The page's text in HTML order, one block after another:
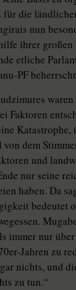
die
nun
ihrer
etliche
PF
Faktoren
Katastrophe,
von dem
und
nur seine
haben. Da
bedeutet
immer nur
Jahren zu
nichts, und
zu tun.“